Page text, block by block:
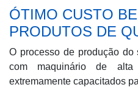
ÓTIMO CUSTO
PRODUTOS DE
O processo de produção
com maquinário de alta
extremamente capacitados